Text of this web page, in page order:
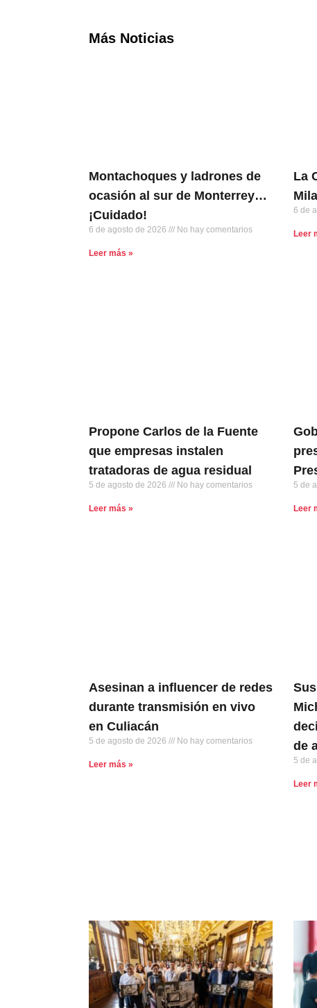
Más Noticias
Montachoques y ladrones de
ocasión al sur de Monterrey…
¡Cuidado!
6 de agosto de 2026 No hay comentarios
Leer más »
La
6 de
Leer
Propone Carlos de la Fuente
que empresas instalen
tratadoras de agua residual
5 de agosto de 2026 No hay comentarios
Leer más »
5 de
Leer
Asesinan a influencer de redes
durante transmisión en vivo
en Culiacán
5 de agosto de 2026 No hay comentarios
Leer más »
de
5 de
Leer